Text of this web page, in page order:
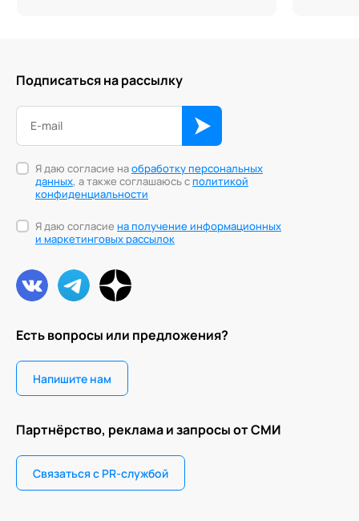
Есть вопросы или предложения?
Напишите нам
Партнёрство, реклама и запросы от СМИ
Связаться с PR-службой
Подписаться на рассылку
Я даю согласие наобработку персональных
данных, а также соглашаюсь сполитикой
конфиденциальности
Я даю согласие на получение информационных
и маркетинговых рассылок